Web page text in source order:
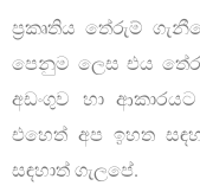
ප්‍රකෘතිය තේරුම්
පෙනුම ලෙස එය
අඩංගුව හා
එහෙත් අප ඉහත
සඳහාත් ගැලපේ.